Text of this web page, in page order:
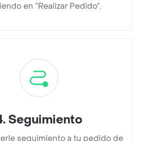
en “Realizar Pedido”.
. Seguimiento
seguimiento a tu pedido de